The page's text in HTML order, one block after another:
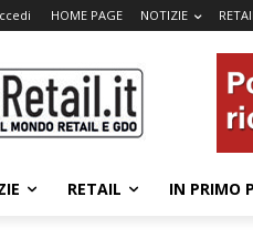
HOME PAGE NOTIZIE
RETAIL IN PRIMO